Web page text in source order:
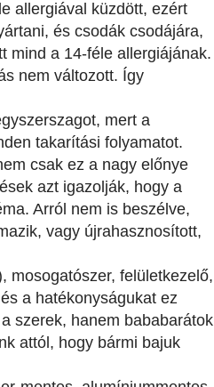
allergiával küzdött, ezért
és csodák csodájára,
mind a 14-féle allergiájának.
nem változott. Így
mert a
takarítási folyamatot.
csak ez a nagy előnye
azt igazolják, hogy a
Arról nem is beszélve,
vagy újrahasznosított,
mosogatószer, felületkezelő,
a hatékonyságukat ez
szerek, hanem bababarátok
attól, hogy bármi bajuk